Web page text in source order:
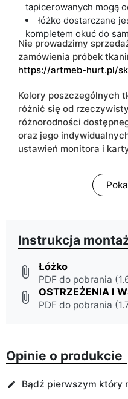
tapicerowanych mogą
łóżko dostarczane
kompletem okuć do
Nie prowadzimy
zamówienia próbek
https://artmeb-hurt.pl/
Kolory poszczególnych
różnić się od
różnorodności
oraz jego
ustawień monitora i
Instrukcja
attach_file Łóżko
PDF do pobrania
attach_file OSTRZEŻENIA I
PDF do pobrania
Opinie o produkcie
edit Bądź pierwszym który